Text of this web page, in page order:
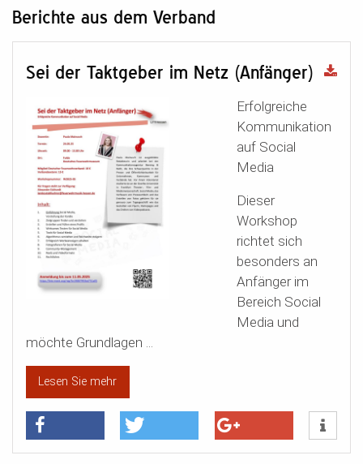
Berichte aus dem Verband
Sei der Taktgeber im Netz (Anfänger)
Erfolgreiche
Kommunikation
auf Social
Media
Dieser
Workshop
richtet sich
besonders an
Anfänger im
Bereich Social
Media und
möchte Grundlagen ...
Lesen Sie mehr